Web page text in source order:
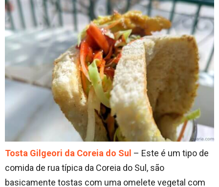
Tosta Gilgeori da Coreia do Sul – Este é um tipo de
comida de rua típica da Coreia do Sul, são
basicamente tostas com uma omelete vegetal com